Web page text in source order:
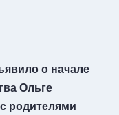
о начале
Ольге
родителями